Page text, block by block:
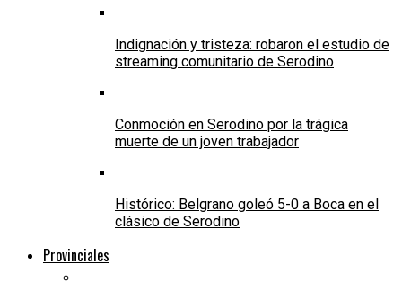
Indignación y tristeza: robaron el estudio de
streaming comunitario de Serodino
Conmoción en Serodino por la trágica
muerte de un joven trabajador
Histórico: Belgrano goleó 5-0 a Boca en el
clásico de Serodino
Provinciales